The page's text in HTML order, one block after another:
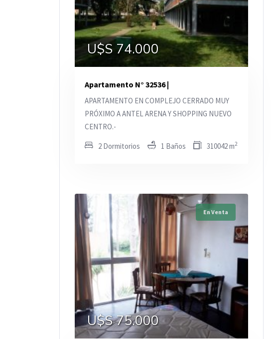
U$S 74.000
Apartamento N° 32536 |
APARTAMENTO EN COMPLEJO CERRADO MUY
PRÓXIMO A ANTEL ARENA Y SHOPPING NUEVO
CENTRO.-
2 Dormitorios 1 Baños 310042 m2
En Venta
U$S 75.000